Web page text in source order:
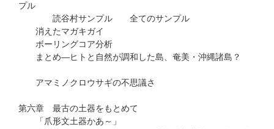
プル
読谷村サンプル 全てのサンプル
消えたマガキガイ
ボーリングコア分析
まとめ―ヒトと自然が調和した島、奄美・沖縄諸島？
アマミノクロウサギの不思議さ
第六章 最古の土器をもとめて
「爪形文土器かあ～」